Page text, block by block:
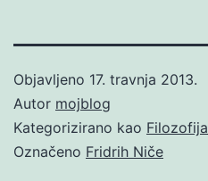
Objavljeno 17. travnja 2013.
Autor mojblog
Kategorizirano kao Filozofija
Označeno Fridrih Niče